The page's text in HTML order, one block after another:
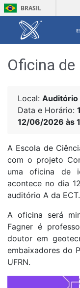
BRASIL
Oficina de
Local: Auditório
Data e Horário:
12/06/2026 às
A Escola de
com o projeto
uma oficina de
acontece no dia
auditório A da ECT.
A oficina será
Fagner é
doutor em
embaixadores do
UFRN.